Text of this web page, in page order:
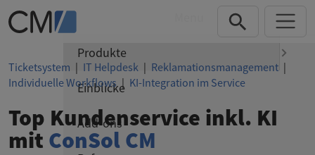
Direkt zur Hauptnavigation springen
Direkt zum Inhalt springen
Ticketsystem IT Helpdesk Reklamationsmanagement
Individuelle Workflows | KI-Integration im Service
Top Kundenservice inkl. KI
mit ConSol CM
Produkte
Einblicke
Add-ons